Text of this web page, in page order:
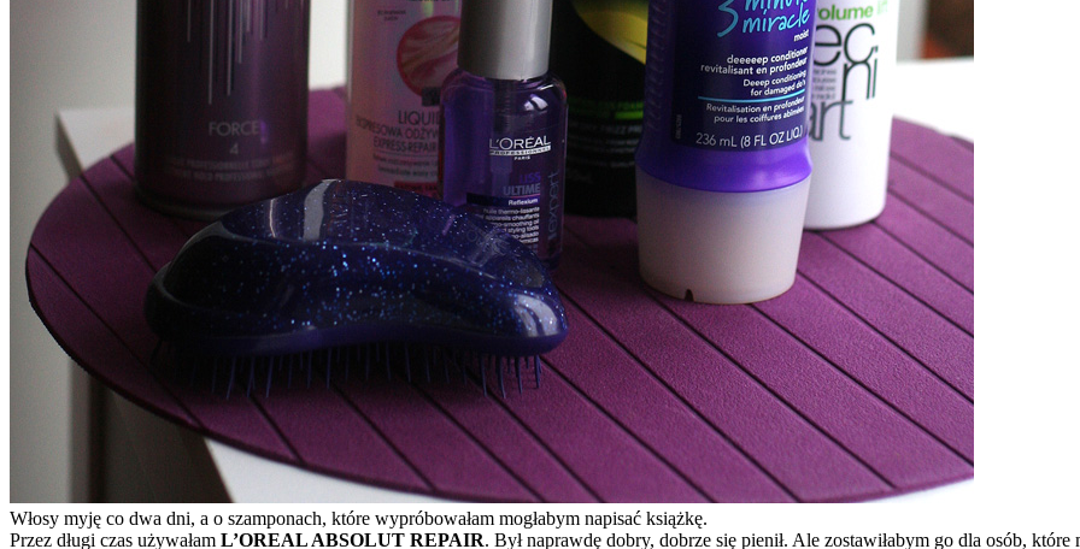
Włosy myję co dwa dni, a o szamponach, które wypróbowałam mogłabym napisać książkę.
Przez długi czas używałam L’OREAL ABSOLUT REPAIR. Był naprawdę dobry, dobrze się pienił. Ale zostawiłabym go dla osób, które